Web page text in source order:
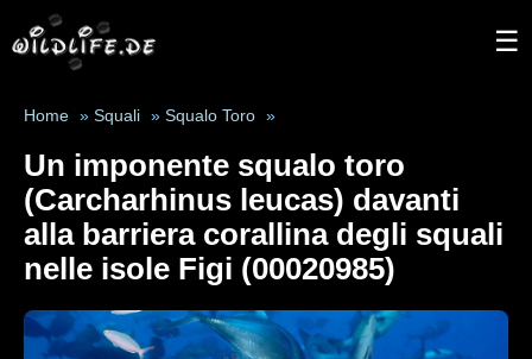
☰
Home » Squali » Squalo Toro »
Un imponente squalo toro
(Carcharhinus leucas) davanti
alla barriera corallina degli squali
nelle isole Figi (00020985)